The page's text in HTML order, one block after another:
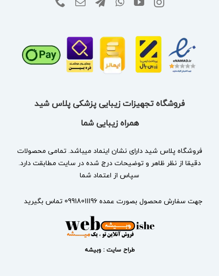
فروشگاه تجهیزات زیبایی پزشکی پلاس شید
همراه زیبایی شما
فروشگاه پلاس شید دارای نشان اینماد میباشد. تمامی محصولات
دقیقا از نظر ظاهر و توضیحات درج شده در سایت مطابقت دارد.
سپاس از اعتماد شما
جهت سفارش محصول بصورت عمده 09918011196 تماس بگیرید
طراح سایت : وبیشه